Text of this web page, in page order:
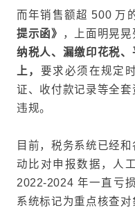
而年销售额超 500 万
提示函》
，上面明晃
纳税人、漏缴印花税、
上， 要求必须在规定
证、收付款记录等全
违规。
目前，税务系统已经
动比对申报数据，人
2022-2024 年一直亏
系统标记为重点核查